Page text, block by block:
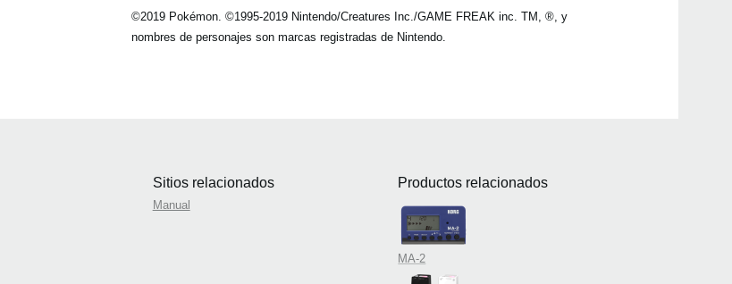
©2019 Pokémon. ©1995-2019 Nintendo/Creatures Inc./GAME FREAK inc. TM, ®, y
nombres de personajes son marcas registradas de Nintendo.
Sitios relacionados
Manual
Productos relacionados
MA-2